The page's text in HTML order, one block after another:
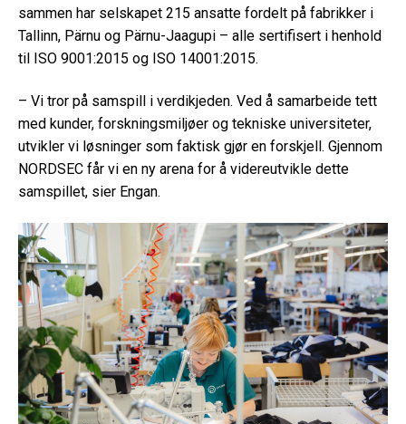
sammen har selskapet 215 ansatte fordelt på fabrikker i
Tallinn, Pärnu og Pärnu-Jaagupi – alle sertifisert i henhold
til ISO 9001:2015 og ISO 14001:2015.
– Vi tror på samspill i verdikjeden. Ved å samarbeide tett
med kunder, forskningsmiljøer og tekniske universiteter,
utvikler vi løsninger som faktisk gjør en forskjell. Gjennom
NORDSEC får vi en ny arena for å videreutvikle dette
samspillet, sier Engan.